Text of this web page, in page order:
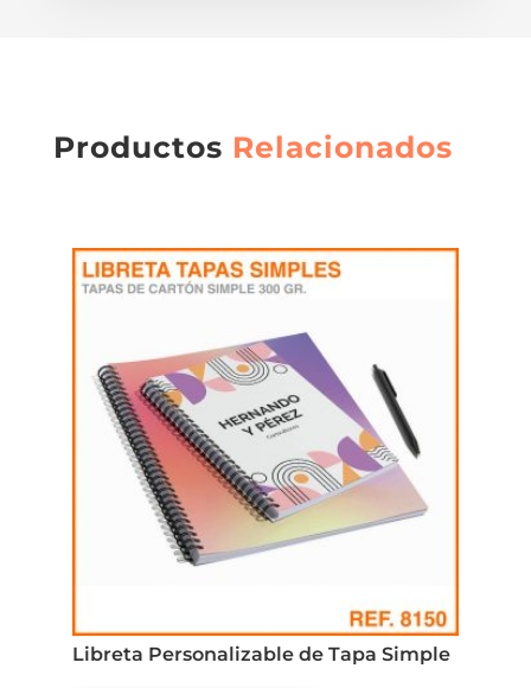
Productos Relacionados
Libreta Personalizable de Tapa Simple